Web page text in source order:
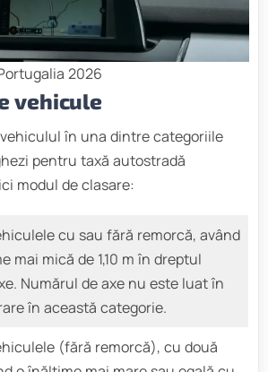
2026
vehicule
în una dintre categoriile
pentru taxă autostradă
modul de clasare:
cu sau fără remorcă, având
mai mică de 1,10 m în dreptul
Numărul de axe nu este luat în
în această categorie.
(fără remorcă), cu două